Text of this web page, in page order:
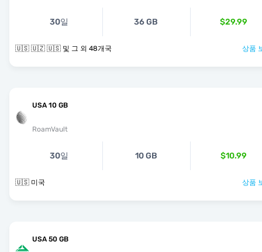
30일 36 GB $29.99
🇺🇸 🇺🇿 🇺🇸 및 그 외 48개국 상품
USA 10 GB
RoamVault
30일 10 GB $10.99
🇺🇸 미국 상품
USA 50 GB